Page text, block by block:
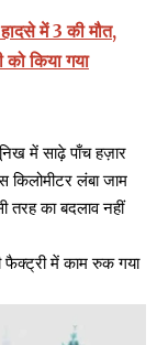
में 3 की मौत,
को किया गया
में साढ़े पाँच हज़ार
किलोमीटर लंबा जाम
तरह का बदलाव नहीं
फैक्ट्री में काम रुक गया